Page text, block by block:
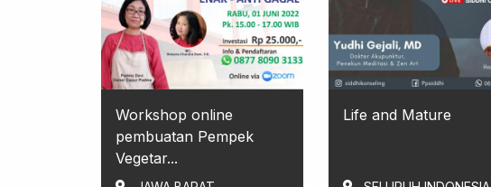
Workshop online
pembuatan Pempek
Vegetar...
Life and Mature